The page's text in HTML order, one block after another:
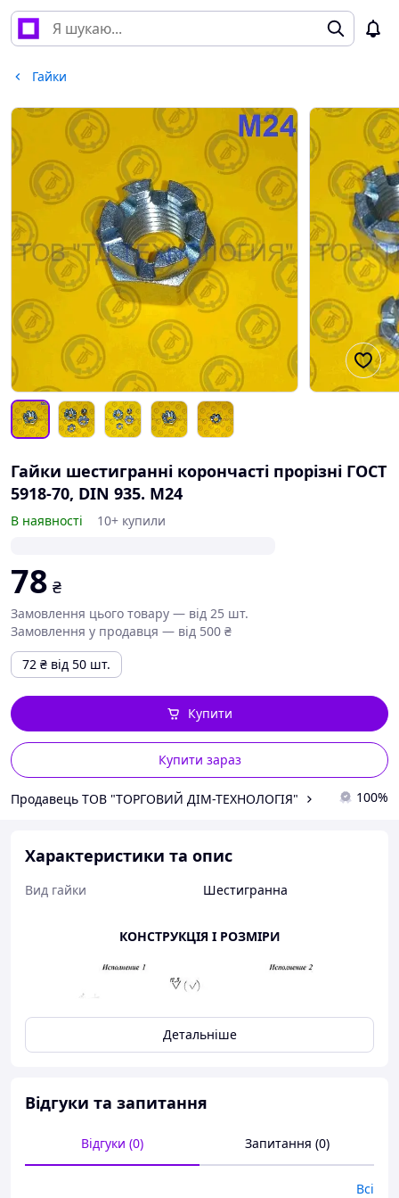
Гайки
Гайки шестигранні корончасті прорізні ГОСТ
5918-70, DIN 935. М24
В наявності 10+ купили
78 ₴
Замовлення цього товару — від 25 шт.
Замовлення у продавця — від 500 ₴
72 ₴ від 50 шт.
Купити зараз
Купити
Продавець ТОВ "ТОРГОВИЙ ДІМ-ТЕХНОЛОГІЯ" 100%
Характеристики та опис
Вид гайки Шестигранна
КОНСТРУКЦІЯ І РОЗМІРИ
Детальніше
Відгуки та запитання
Відгуки (0) Запитання (0)
Всі